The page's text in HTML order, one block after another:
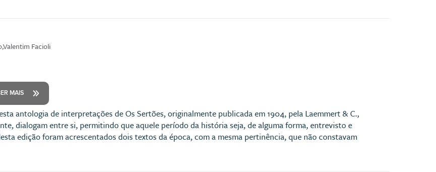
Facioli
MAIS
antologia de interpretações de Os Sertões, originalmente publicada em 1904, pela Laemmert & C.,
dialogam entre si, permitindo que aquele período da história seja, de alguma forma, entrevisto e
edição foram acrescentados dois textos da época, com a mesma pertinência, que não constavam